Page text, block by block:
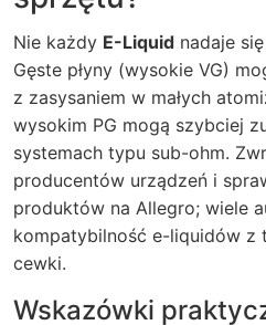
Nie każdy E-Liquid nadaje
Gęste płyny (wysokie VG)
z zasysaniem w małych
wysokim PG mogą szybciej
systemach typu sub-ohm.
producentów urządzeń i
produktów na Allegro; wiele
kompatybilność e-liquidów z
cewki.
Wskazówki